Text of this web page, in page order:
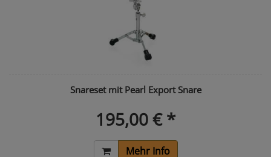
Snareset mit Pearl Export Snare
195,00 € *
Mehr Info